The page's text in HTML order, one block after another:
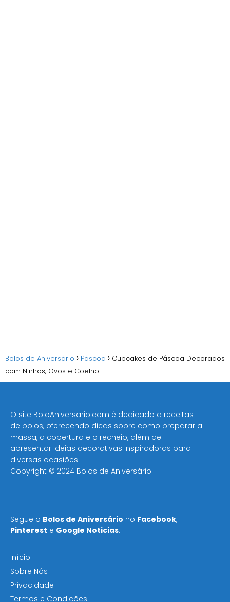
Bolos de Aniversário Páscoa
Cupcakes de Páscoa Decorados
com Ninhos, Ovos e Coelho
O site BoloAniversario.com é dedicado a receitas
de bolos, oferecendo dicas sobre como preparar a
massa, a cobertura e o recheio, além de
apresentar ideias decorativas inspiradoras para
diversas ocasiões​.
Copyright © 2024 Bolos de Aniversário
Segue o Bolos de Aniversário no Facebook,
Pinterest e Google Noticias.
Início
Sobre Nós
Privacidade
Termos e Condições